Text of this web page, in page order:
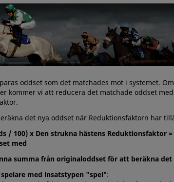
oddset som det matchades mot i systemet.
kommer vi att reducera det matchade oddset
det nya oddset när Reduktionsfaktorn har
/ 100) x Den strukna hästens Reduktionsfaktor
med
summa från originaloddset för att beräkna det
spelare med insatstypen "spel":